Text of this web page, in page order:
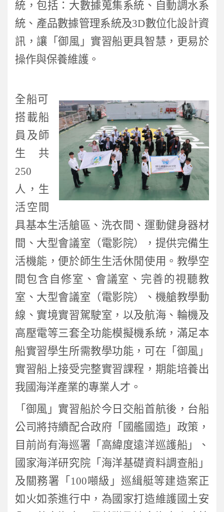
統，包括：大數據蒐集系統、自動調水系
統、產品數據管理系統及3D數位化設計資
訊，讓「御風」實習船更具智慧，更易於
操作與保養維護。
全船可
搭載船
員及師
生共
250
人，生
活空間
具基本生活艙區、洗衣間、運動健身器材
間、大型會議室（電影院），提供完備生
活機能，便於師生生活休閒使用。教學空
間包含自修室、會議室、完善的視聽教
室、大型會議室（電影院）、機艙教學動
線、實境實習駕駛室，以及航海、輪機及
高壓電等三套全功能模擬機系統，滿足本
船實習學生所需教學功能，可在「御風」
實習船上接受完整實習課程，期能培養出
我國海洋產業的專業人才。
「御風」實習船於今日交船首航後，台船
公司將持續配合政府「國艦國造」政策，
目前尚有海巡署「高緯度遠洋巡護船」、
國家海洋研究院「海洋基礎資料調查船」
及關務署「 100噸級 」巡緝艇等建造案正
如火如荼進行中，為國家打造維護國土安